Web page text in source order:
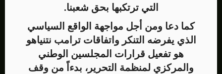
التي ترتكبها بحق شعبنا.
كما دعا ومن أجل مواجهة الواقع السياسي
الذي يفرضه التنكر واتفاقات ترامب نتنياهو
هو تفعيل قرارات المجلسين الوطني
والمركزي لمنظمة التحرير، بدءاً من وقف